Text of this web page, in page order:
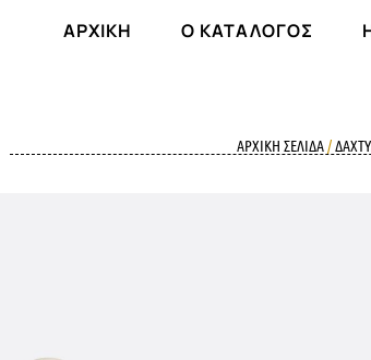
ΑΡΧΙΚΉ Ο ΚΑΤΆΛΟΓΟΣ
ΑΡΧΙΚΉ ΣΕΛΊΔΑ/